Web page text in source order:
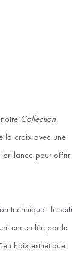
Collection
la croix avec une
brillance pour offrir
technique : le serti
encerclée par le
choix esthétique